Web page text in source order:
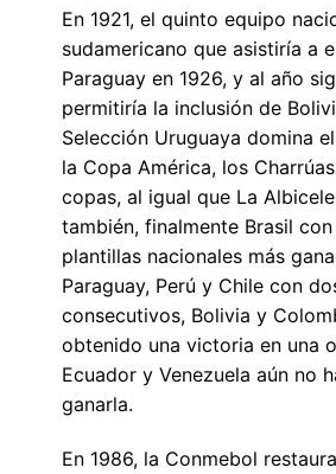
En 1921, el quinto equipo
sudamericano que asistiría a
Paraguay en 1926, y al año
permitiría la inclusión de
Selección Uruguaya domina
la Copa América, los
copas, al igual que La
también, finalmente Brasil
plantillas nacionales más
Paraguay, Perú y Chile con
consecutivos, Bolivia y
obtenido una victoria en una
Ecuador y Venezuela aún no
ganarla.
En 1986, la Conmebol